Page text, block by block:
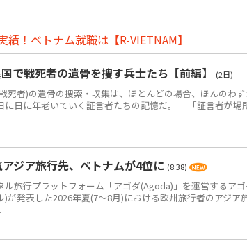
！ベトナム就職は【R-VIETNAM】
で戦死者の遺骨を捜す兵士たち【前編】
(2日)
死者)の遺骨の捜索・収集は、ほとんどの場合、ほんのわ
に日に年老いていく証言者たちの記憶だ。 「証言者が場
ジア旅行先、ベトナムが4位に (8:38)
旅行プラットフォーム「アゴダ(Agoda)」を運営するア
)が発表した2026年夏(7～8月)における欧州旅行者のアジア